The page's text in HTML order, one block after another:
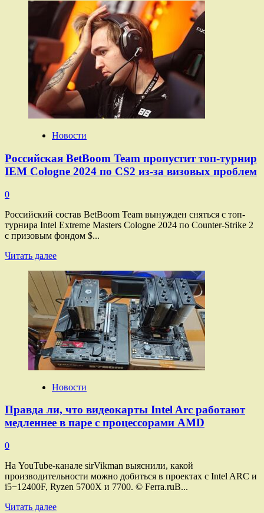
о
Honkai:
Star
Rail
и «Самокат»
выпустили
тематические
десерты
с героями
игры
Новости
Российская BetBoom Team пропустит топ-турнир
IEM Cologne 2024 по CS2 из-за визовых проблем
0
Российский состав BetBoom Team вынужден сняться с топ-
турнира Intel Extreme Masters Cologne 2024 по Counter-Strike 2
с призовым фондом $...
Читать далееПрочитать
Российская
BetBoom
Team
пропустит
топ-
турнир
IEM
Cologne
2024
по CS2
из-
визовых
проблем
Новости
Правда ли, что видеокарты Intel Arc работают
медленнее в паре с процессорами AMD
0
На YouTube-канале sirVikman выяснили, какой
производительности можно добиться в проектах с Intel ARC и
i5−12400F, Ryzen 5700X и 7700. © Ferra.ruВ...
Читать далееПрочитать